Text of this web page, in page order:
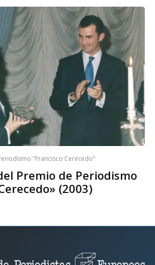
"Francisco Cerecedo"
Premio de Periodismo
(2003)